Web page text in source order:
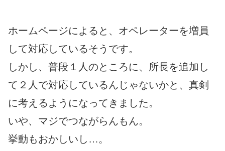
ホームページによると、オペレーターを増員
して対応しているそうです。
しかし、普段１人のところに、所長を追加し
て２人で対応しているんじゃないかと、真剣
に考えるようになってきました。
いや、マジでつながらんもん。
挙動もおかしいし…。